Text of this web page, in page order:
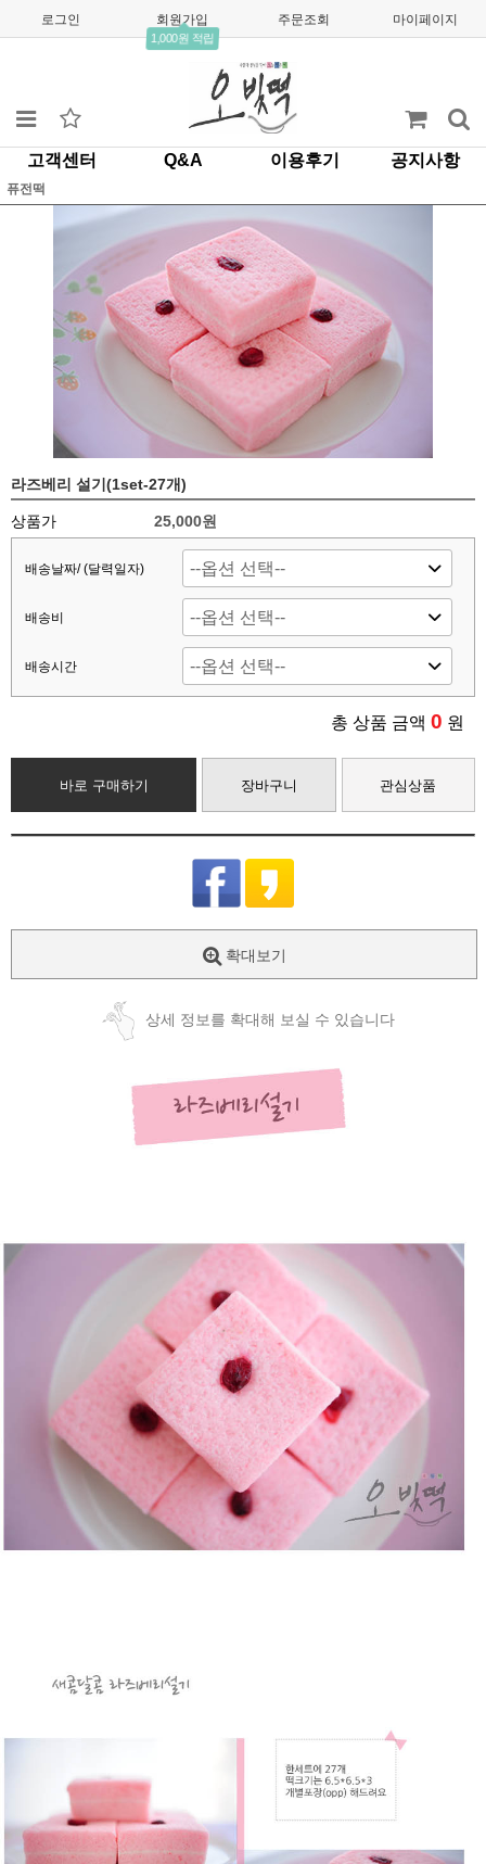
로그인 회원가입
1,000원 적립
주문조회 마이페이지
고객센터 Q&A 이용후기 공지사항
퓨전떡
라즈베리 설기(1set-27개)
상품가 25,000원
배송날짜/ (달력일자)
배송비
배송시간
총 상품 금액 0 원
바로 구매하기 장바구니 관심상품
확대보기
상세 정보를 확대해 보실 수 있습니다